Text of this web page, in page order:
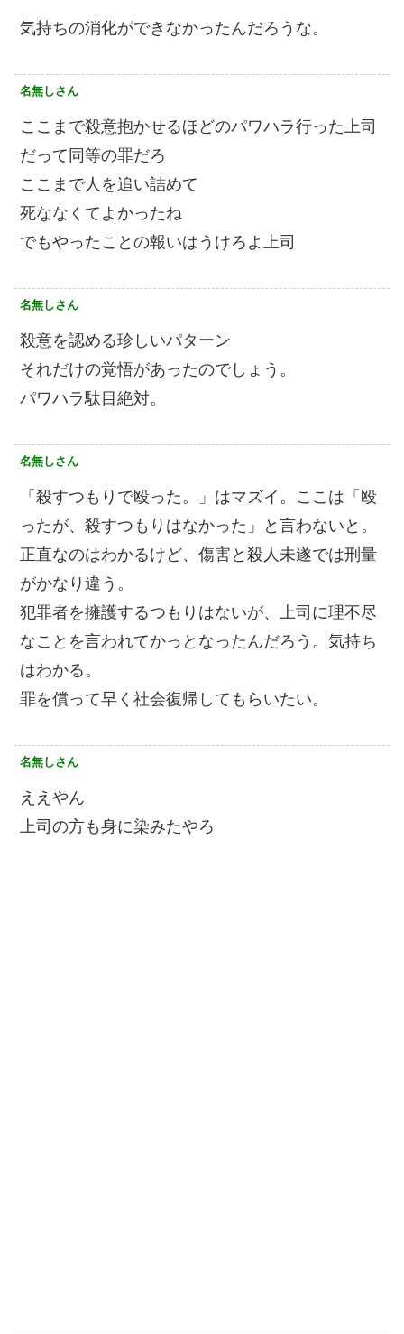
気持ちの消化ができなかったんだろうな。
名無しさん
ここまで殺意抱かせるほどのパワハラ行った上司
だって同等の罪だろ
ここまで人を追い詰めて
死ななくてよかったね
でもやったことの報いはうけろよ上司
名無しさん
殺意を認める珍しいパターン
それだけの覚悟があったのでしょう。
パワハラ駄目絶対。
名無しさん
「殺すつもりで殴った。」はマズイ。ここは「殴
ったが、殺すつもりはなかった」と言わないと。
正直なのはわかるけど、傷害と殺人未遂では刑量
がかなり違う。
犯罪者を擁護するつもりはないが、上司に理不尽
なことを言われてかっとなったんだろう。気持ち
はわかる。
罪を償って早く社会復帰してもらいたい。
名無しさん
ええやん
上司の方も身に染みたやろ